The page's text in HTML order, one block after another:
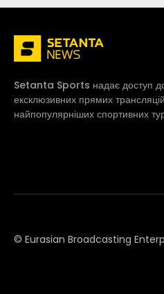
Setanta Sports надає доступ
ексклюзивних прямих трансляцій
найпопулярніших спортивних
© Eurasian Broadcasting